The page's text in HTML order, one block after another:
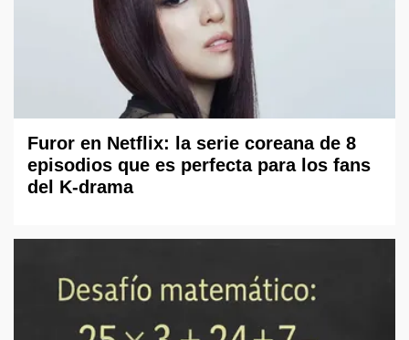
Furor en Netflix: la serie coreana de 8
episodios que es perfecta para los fans
del K-drama